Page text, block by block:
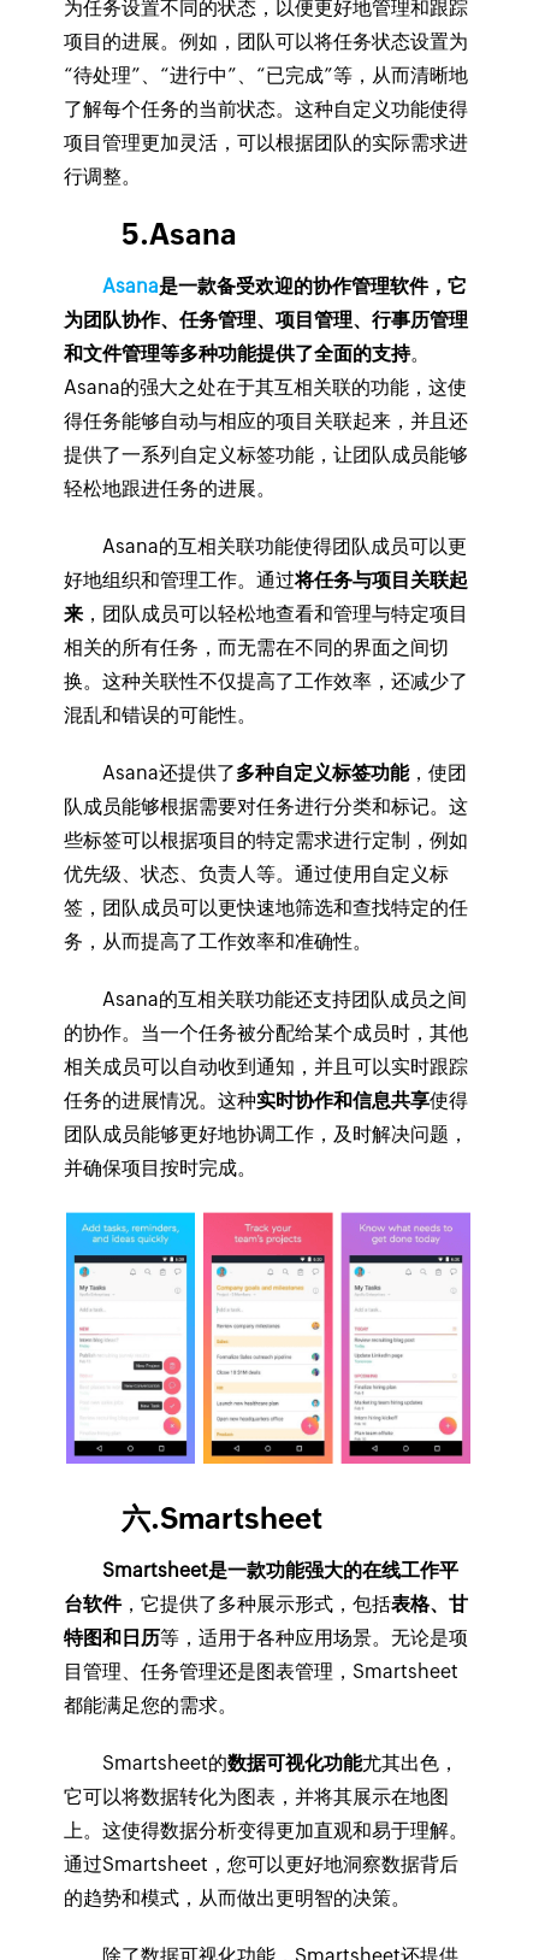
为任务设置不同的状态，以便更好地管理和跟踪
项目的进展。例如，团队可以将任务状态设置为
“待处理”、“进行中”、“已完成”等，从而清晰地
了解每个任务的当前状态。这种自定义功能使得
项目管理更加灵活，可以根据团队的实际需求进
行调整。
5.Asana
Asana是一款备受欢迎的协作管理软件，它
为团队协作、任务管理、项目管理、行事历管理
和文件管理等多种功能提供了全面的支持。
Asana的强大之处在于其互相关联的功能，这使
得任务能够自动与相应的项目关联起来，并且还
提供了一系列自定义标签功能，让团队成员能够
轻松地跟进任务的进展。
Asana的互相关联功能使得团队成员可以更
好地组织和管理工作。通过将任务与项目关联起
来，团队成员可以轻松地查看和管理与特定项目
相关的所有任务，而无需在不同的界面之间切
换。这种关联性不仅提高了工作效率，还减少了
混乱和错误的可能性。
Asana还提供了多种自定义标签功能，使团
队成员能够根据需要对任务进行分类和标记。这
些标签可以根据项目的特定需求进行定制，例如
优先级、状态、负责人等。通过使用自定义标
签，团队成员可以更快速地筛选和查找特定的任
务，从而提高了工作效率和准确性。
Asana的互相关联功能还支持团队成员之间
的协作。当一个任务被分配给某个成员时，其他
相关成员可以自动收到通知，并且可以实时跟踪
任务的进展情况。这种实时协作和信息共享使得
团队成员能够更好地协调工作，及时解决问题，
并确保项目按时完成。
六.Smartsheet
Smartsheet是一款功能强大的在线工作平
台软件，它提供了多种展示形式，包括表格、甘
特图和日历等，适用于各种应用场景。无论是项
目管理、任务管理还是图表管理，Smartsheet
都能满足您的需求。
Smartsheet的数据可视化功能尤其出色，
它可以将数据转化为图表，并将其展示在地图
上。这使得数据分析变得更加直观和易于理解。
通过Smartsheet，您可以更好地洞察数据背后
的趋势和模式，从而做出更明智的决策。